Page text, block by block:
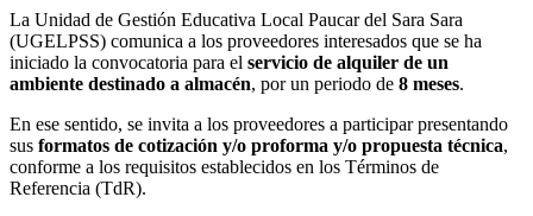
La Unidad de Gestión Educativa Local Paucar del Sara Sara
(UGELPSS) comunica a los proveedores interesados que se ha
iniciado la convocatoria para el servicio de alquiler de un
ambiente destinado a almacén, por un periodo de 8 meses.
En ese sentido, se invita a los proveedores a participar presentando
sus formatos de cotización y/o proforma y/o propuesta técnica,
conforme a los requisitos establecidos en los Términos de
Referencia (TdR).